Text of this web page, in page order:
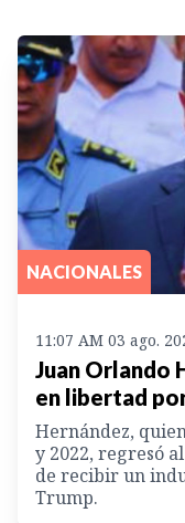
NACIONALES
11:07 AM 03 ago.
Juan Orlando
en libertad
Hernández,
y 2022, regresó
de recibir un
Trump.